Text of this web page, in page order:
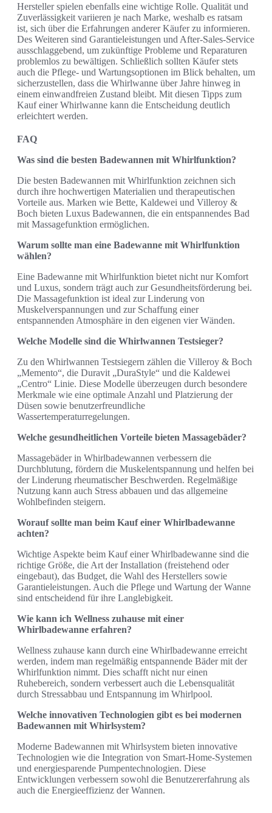
Hersteller spielen ebenfalls eine wichtige Rolle. Qualität und
Zuverlässigkeit variieren je nach Marke, weshalb es ratsam
ist, sich über die Erfahrungen anderer Käufer zu informieren.
Des Weiteren sind Garantieleistungen und After-Sales-Service
ausschlaggebend, um zukünftige Probleme und Reparaturen
problemlos zu bewältigen. Schließlich sollten Käufer stets
auch die Pflege- und Wartungsoptionen im Blick behalten, um
sicherzustellen, dass die Whirlwanne über Jahre hinweg in
einem einwandfreien Zustand bleibt. Mit diesen Tipps zum
Kauf einer Whirlwanne kann die Entscheidung deutlich
erleichtert werden.
FAQ
Was sind die besten Badewannen mit Whirlfunktion?
Die besten Badewannen mit Whirlfunktion zeichnen sich
durch ihre hochwertigen Materialien und therapeutischen
Vorteile aus. Marken wie Bette, Kaldewei und Villeroy &
Boch bieten Luxus Badewannen, die ein entspannendes Bad
mit Massagefunktion ermöglichen.
Warum sollte man eine Badewanne mit Whirlfunktion
wählen?
Eine Badewanne mit Whirlfunktion bietet nicht nur Komfort
und Luxus, sondern trägt auch zur Gesundheitsförderung bei.
Die Massagefunktion ist ideal zur Linderung von
Muskelverspannungen und zur Schaffung einer
entspannenden Atmosphäre in den eigenen vier Wänden.
Welche Modelle sind die Whirlwannen Testsieger?
Zu den Whirlwannen Testsiegern zählen die Villeroy & Boch
„Memento“, die Duravit „DuraStyle“ und die Kaldewei
„Centro“ Linie. Diese Modelle überzeugen durch besondere
Merkmale wie eine optimale Anzahl und Platzierung der
Düsen sowie benutzerfreundliche
Wassertemperaturregelungen.
Welche gesundheitlichen Vorteile bieten Massagebäder?
Massagebäder in Whirlbadewannen verbessern die
Durchblutung, fördern die Muskelentspannung und helfen bei
der Linderung rheumatischer Beschwerden. Regelmäßige
Nutzung kann auch Stress abbauen und das allgemeine
Wohlbefinden steigern.
Worauf sollte man beim Kauf einer Whirlbadewanne
achten?
Wichtige Aspekte beim Kauf einer Whirlbadewanne sind die
richtige Größe, die Art der Installation (freistehend oder
eingebaut), das Budget, die Wahl des Herstellers sowie
Garantieleistungen. Auch die Pflege und Wartung der Wanne
sind entscheidend für ihre Langlebigkeit.
Wie kann ich Wellness zuhause mit einer
Whirlbadewanne erfahren?
Wellness zuhause kann durch eine Whirlbadewanne erreicht
werden, indem man regelmäßig entspannende Bäder mit der
Whirlfunktion nimmt. Dies schafft nicht nur einen
Ruhebereich, sondern verbessert auch die Lebensqualität
durch Stressabbau und Entspannung im Whirlpool.
Welche innovativen Technologien gibt es bei modernen
Badewannen mit Whirlsystem?
Moderne Badewannen mit Whirlsystem bieten innovative
Technologien wie die Integration von Smart-Home-Systemen
und energiesparende Pumpentechnologien. Diese
Entwicklungen verbessern sowohl die Benutzererfahrung als
auch die Energieeffizienz der Wannen.